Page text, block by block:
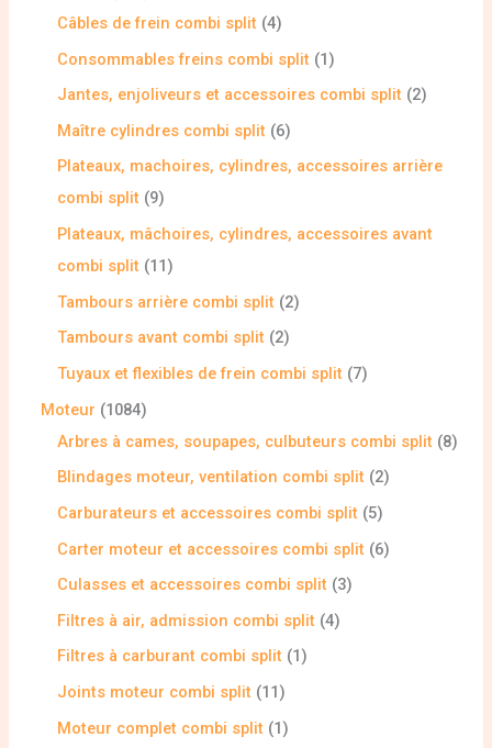
Câbles de frein combi split 4
Consommables freins combi split
1
Jantes, enjoliveurs et accessoires combi split 2
Maître cylindres combi split 6
Plateaux, machoires, cylindres, accessoires arrière
combi split 9
Plateaux, mâchoires, cylindres, accessoires avant
combi split 11
Tambours arrière combi split 2
Tambours avant combi split 2
Tuyaux et flexibles de frein combi split 7
Moteur
1084
Arbres à cames, soupapes, culbuteurs combi split 8
Blindages moteur, ventilation combi split 2
Carburateurs et accessoires combi split 5
Carter moteur et accessoires combi split
6
Culasses et accessoires combi split 3
Filtres à air, admission combi split 4
Filtres à carburant combi split 1
Joints moteur combi split 11
Moteur complet combi split 1